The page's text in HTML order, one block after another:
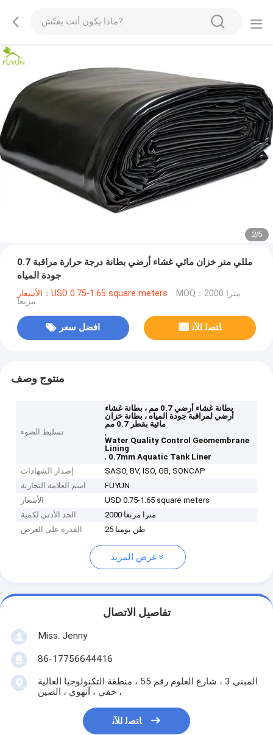
2/5
0.7 مللي متر خزان مائي غشاء أرضي بطانة درجة حرارة مراقبة
جودة المياه
الأسعار：USD 0.75-1.65 square meters MOQ：2000 مترا
مربعا
افضل سعر ﺎﺘﺼﻟ ﺍﻶﻧ
منتوج وصف
تسليط الضوء
بطانة غشاء أرضي 0.7 مم ، بطانة غشاء
أرضي لمراقبة جودة المياه ، بطانة خزان
مائية بقطر 0.7 مم
,
Water Quality Control Geomembrane
Lining
, 0.7mm Aquatic Tank Liner
إصدار الشهادات
SASO, BV, ISO, GB, SONCAP
اسم العلامة التجارية
FUYUN
الأسعار
USD 0.75-1.65 square meters
الحد الأدنى لكمية
2000 مترا مربعا
القدرة على العرض
25 طن يوميا
عرض المزيد
تفاصيل الاتصال
Miss. Jenny
86-17756644416
المبنى 3 ، شارع العلوم رقم 55 ، منطقة التكنولوجيا العالية
، خفي ، آنهوي ، الصين
ﺎﺘﺼﻟ ﺍﻶﻧ